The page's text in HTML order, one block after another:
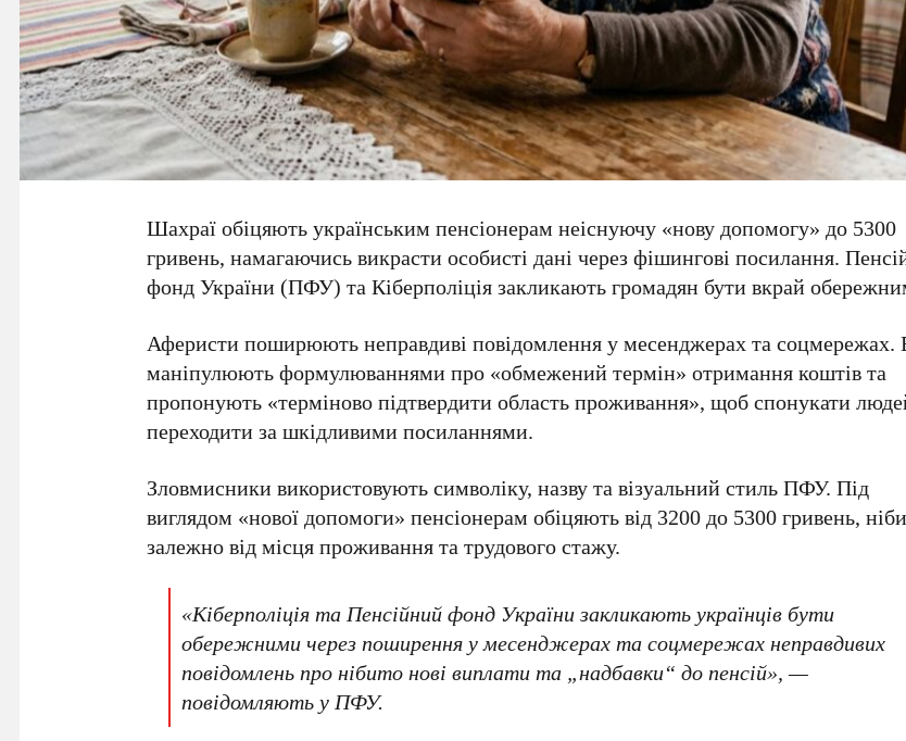
Шахраї обіцяють українським пенсіонерам неіснуючу «нову допомогу» до 5300
гривень, намагаючись викрасти особисті дані через фішингові посилання.
фонд України (ПФУ) та Кіберполіція закликають громадян бути вкрай
Аферисти поширюють неправдиві повідомлення у месенджерах та соцмережах.
маніпулюють формулюваннями про «обмежений термін» отримання коштів та
пропонують «терміново підтвердити область проживання», щоб спонукати
переходити за шкідливими посиланнями.
Зловмисники використовують символіку, назву та візуальний стиль ПФУ. Під
виглядом «нової допомоги» пенсіонерам обіцяють від 3200 до 5300 гривень,
залежно від місця проживання та трудового стажу.
«Кіберполіція та Пенсійний фонд України закликають українців бути
обережними через поширення у месенджерах та соцмережах неправдивих
повідомлень про нібито нові виплати та „надбавки“ до пенсій», —
повідомляють у ПФУ.